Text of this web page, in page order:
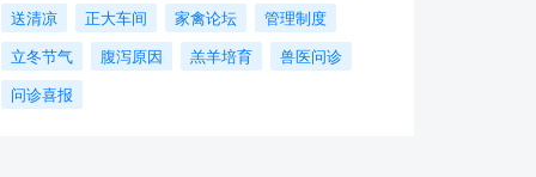
送清凉
正大车间 家禽论坛
管理制度
立冬节气
腹泻原因 羔羊培育
兽医问诊
问诊喜报